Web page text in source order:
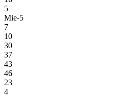
5
Mie-5
7
10
30
37
43
46
23
4